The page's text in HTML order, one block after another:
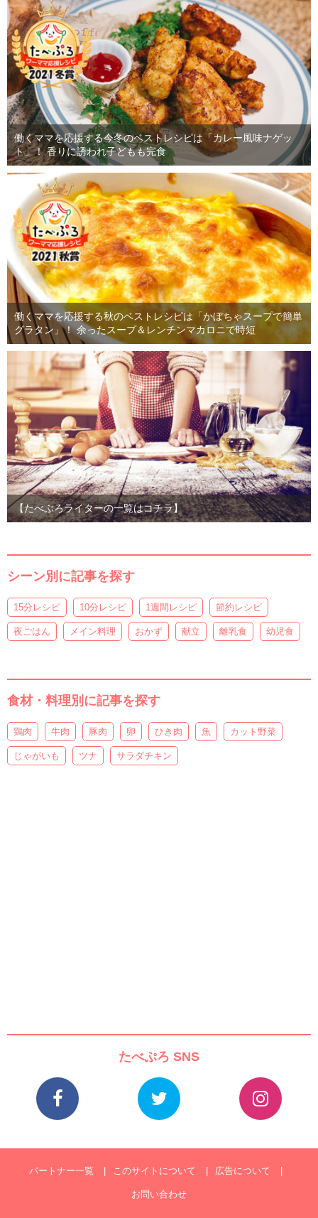
働くママを応援する今冬のベストレシピは「カレー風味ナゲッ
ト」！ 香りに誘われ子どもも完食
働くママを応援する秋のベストレシピは「かぼちゃスープで簡単
グラタン」！ 余ったスープ＆レンチンマカロニで時短
【たべぷろライターの一覧はコチラ】
シーン別に記事を探す
15分レシピ 10分レシピ 1週間レシピ 節約レシピ
夜ごはん メイン料理 おかず 献立 離乳食 幼児食
食材・料理別に記事を探す
鶏肉 牛肉 豚肉 卵 ひき肉 魚 カット野菜
じゃがいも ツナ サラダチキン
たべぷろ SNS
パートナー一覧 このサイトについて 広告について
お問い合わせ